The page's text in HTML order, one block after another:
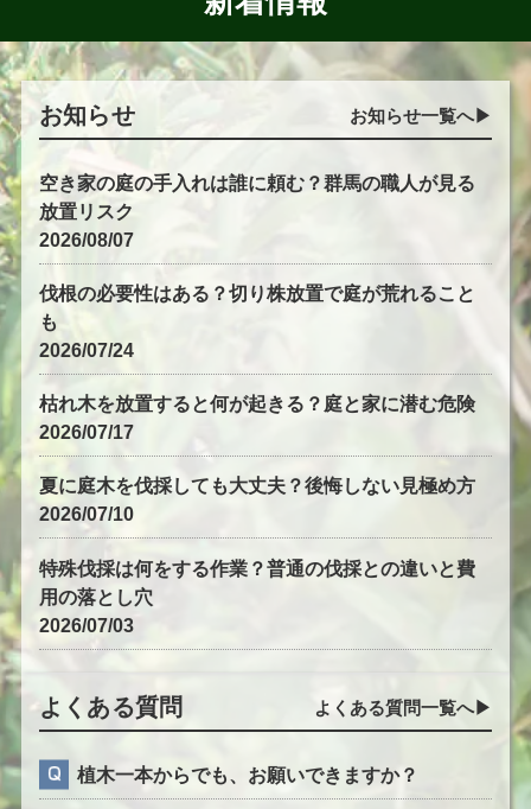
お知らせ お知らせ一覧へ▶︎
空き家の庭の手入れは誰に頼む？群馬の職人が見る
放置リスク
2026/08/07
伐根の必要性はある？切り株放置で庭が荒れること
も
2026/07/24
枯れ木を放置すると何が起きる？庭と家に潜む危険
2026/07/17
夏に庭木を伐採しても大丈夫？後悔しない見極め方
2026/07/10
特殊伐採は何をする作業？普通の伐採との違いと費
用の落とし穴
2026/07/03
よくある質問 よくある質問一覧へ▶︎
植木一本からでも、お願いできますか？